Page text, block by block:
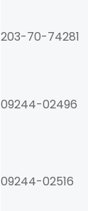
203-70-74281
09244-02496
09244-02516